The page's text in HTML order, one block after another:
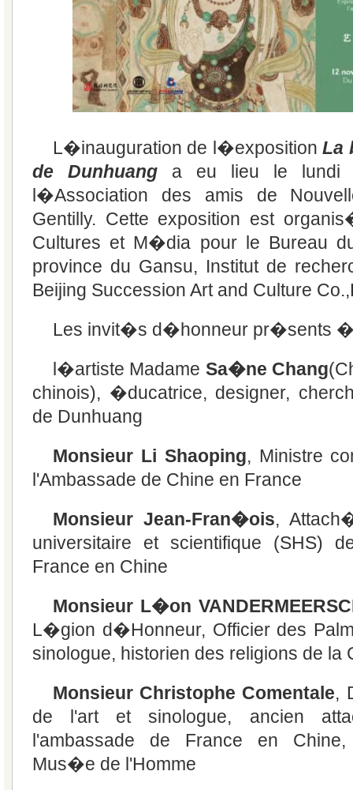
L�inauguration de l�expositionLa
de Dunhuang a eu lieu le lundi
l�Association des amis de
Gentilly. Cette exposition est
Cultures et M�dia pour le Bureau
province du Gansu, Institut de
Beijing Succession Art and Culture
Les invit�s d�honneur pr�sents
l�artiste Madame Sa�ne Chang
chinois), �ducatrice, designer,
de Dunhuang
Monsieur Li Shaoping, Ministre
l'Ambassade de Chine en France
Monsieur Jean-Fran�ois,
universitaire et scientifique (SHS)
France en Chine
Monsieur L�on
L�gion d�Honneur, Officier des
sinologue, historien des religions de la
Monsieur Christophe Comentale,
de l'art et sinologue, ancien
l'ambassade de France en
Mus�e de l'Homme